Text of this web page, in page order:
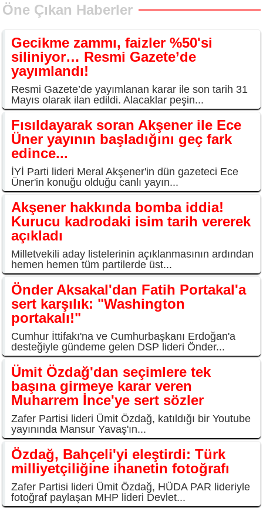
Öne Çıkan Haberler
Gecikme zammı, faizler %50'si
siliniyor… Resmi Gazete’de
yayımlandı!
Resmi Gazete’de yayımlanan karar ile son tarih 31
Mayıs olarak ilan edildi. Alacaklar peşin...
Fısıldayarak soran Akşener ile Ece
Üner yayının başladığını geç fark
edince...
İYİ Parti lideri Meral Akşener'in dün gazeteci Ece
Üner'in konuğu olduğu canlı yayın...
Akşener hakkında bomba iddia!
Kurucu kadrodaki isim tarih vererek
açıkladı
Milletvekili aday listelerinin açıklanmasının ardından
hemen hemen tüm partilerde üst...
Önder Aksakal'dan Fatih Portakal'a
sert karşılık: "Washington
portakalı!"
Cumhur İttifakı'na ve Cumhurbaşkanı Erdoğan'a
desteğiyle gündeme gelen DSP lideri Önder...
Ümit Özdağ'dan seçimlere tek
başına girmeye karar veren
Muharrem İnce'ye sert sözler
Zafer Partisi lideri Ümit Özdağ, katıldığı bir Youtube
yayınında Mansur Yavaş'ın...
Özdağ, Bahçeli'yi eleştirdi: Türk
milliyetçiliğine ihanetin fotoğrafı
Zafer Partisi lideri Ümit Özdağ, HÜDA PAR lideriyle
fotoğraf paylaşan MHP lideri Devlet...